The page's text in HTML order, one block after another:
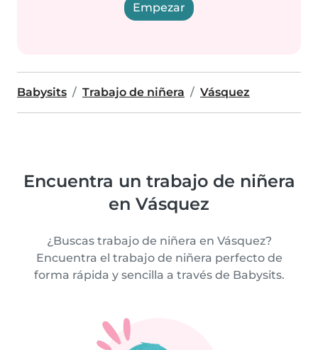
Empezar
Babysits Trabajo de niñera Vásquez
Encuentra un trabajo de niñera
en Vásquez
¿Buscas trabajo de niñera en Vásquez?
Encuentra el trabajo de niñera perfecto de
forma rápida y sencilla a través de Babysits.